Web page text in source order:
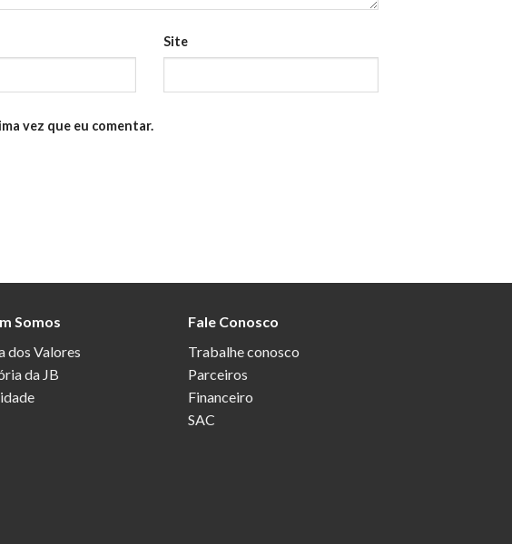
Site
vez que eu comentar.
Somos
dos Valores
da JB
Fale Conosco
Trabalhe conosco
Parceiros
Financeiro
SAC